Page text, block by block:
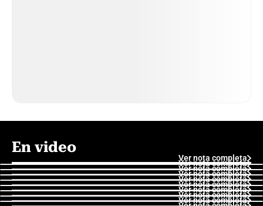
En video
Ver nota completa
Ver nota completa
Ver nota completa
Ver nota completa
Ver nota completa
Ver nota completa
Ver nota completa
Ver nota completa
Ver nota completa